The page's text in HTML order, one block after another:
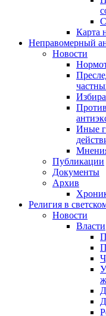
Карта
Неправомерный
Новости
Иные
Публикации
Документы
Архив
Религия в
Новости
Власти